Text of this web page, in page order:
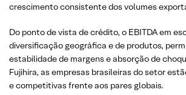
crescimento consistente dos volumes
Do ponto de vista de crédito, o EBITDA em
diversificação geográfica e de produtos,
estabilidade de margens e absorção de
Fujihira, as empresas brasileiras do setor
e competitivas frente aos pares globais.